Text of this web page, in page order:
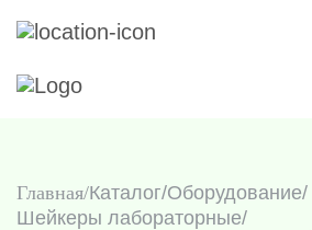
Главная Каталог/Оборудование/
Шейкеры лабораторные/